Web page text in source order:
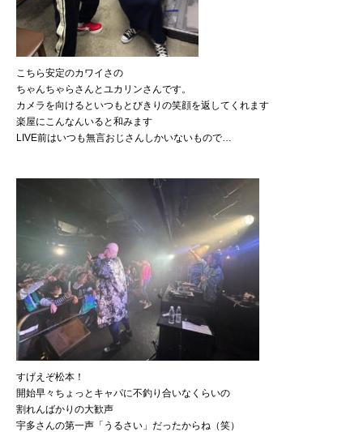
こちら安定のカワイさの
ちゃんちゃらさんとユカリンさんです。
カメラを向けるといつもとびきりの笑顔を返してくれます
楽屋にこんなんいると和みます
LIVE前はいつも無言おじさんしかいないもので…
すげえぞ松本！
開始早々ちょっとキャパに不釣り合いなくらいの
割れんばかりの大歓声
宇多さんの第一声「うるさい」だったからね（笑）